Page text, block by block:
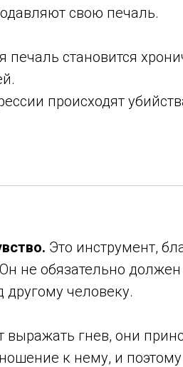
свою печаль.
печаль становится
происходят
Это инструмент,
Он не обязательно
человеку.
гнев, они
к нему, и